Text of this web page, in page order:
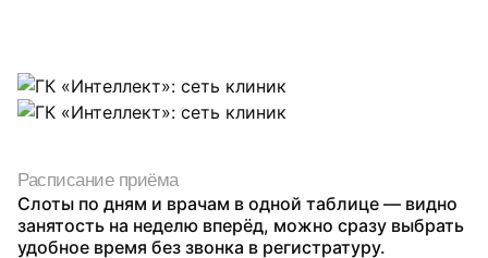
Расписание приёма
Слоты по дням и врачам в одной таблице — видно
занятость на неделю вперёд, можно сразу выбрать
удобное время без звонка в регистратуру.